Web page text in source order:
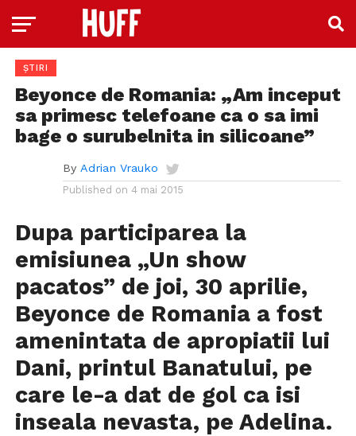
ȘTIRI
Beyonce de Romania: „Am inceput
sa primesc telefoane ca o sa imi
bage o surubelnita in silicoane”
By Adrian Vrauko
Published on 4 mai 2015
Dupa participarea la
emisiunea „Un show
pacatos” de joi, 30 aprilie,
Beyonce de Romania a fost
amenintata de apropiatii lui
Dani, printul Banatului, pe
care le-a dat de gol ca isi
inseala nevasta, pe Adelina.